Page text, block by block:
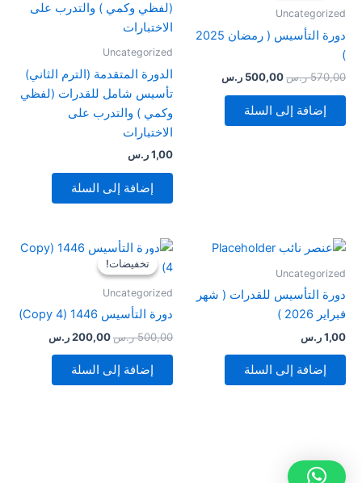
Uncategorized
دورة التأسيس ( رمضان 2025
)
570,00 ر.س500,00 ر.س
إضافة إلى السلة
Uncategorized
الدورة المتقدمة (الترم الثاني)
تأسيس شامل للقدرات (لفظي
وكمي ) والتدرب على
الاختبارات
1,00ر.س
إضافة إلى السلة
Uncategorized
دورة التأسيس للقدرات ( شهر
فبراير 2026 )
1,00ر.س
إضافة إلى السلة
تخفيضات!
تخفيضات!
Uncategorized
دورة التأسيس 1446 (Copy 4)
500,00 ر.س
السعر
الأصلي
هو:
200,00ر.س
السعر
الحالي
إضافة إلى السلة